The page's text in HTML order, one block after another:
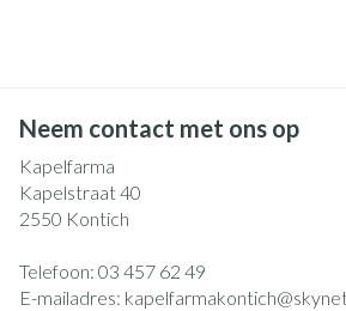
Neem contact met ons op
Kapelfarma
Kapelstraat 40
2550 Kontich
Telefoon: 03 457 62 49
E-mailadres: kapelfarmakontich@